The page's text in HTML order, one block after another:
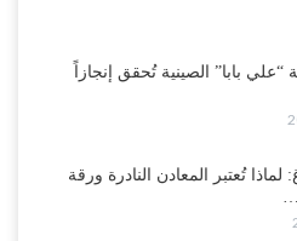
“علي بابا” الصينية تُحقق إنجازاً
لماذا تُعتبر المعادن النادرة ورقة